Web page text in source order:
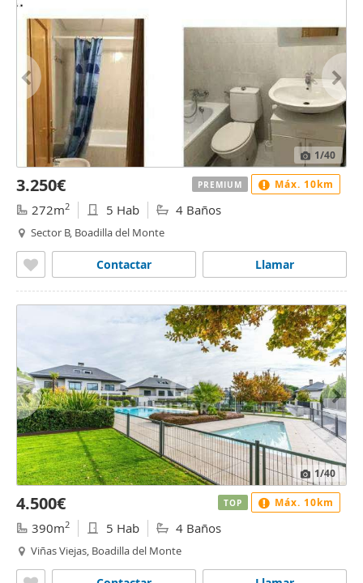
1/40
3.250€
272m2 5 Hab 4 Baños
Sector B, Boadilla del Monte
Llamar
Contactar
PREMIUM Máx. 10km
1/40
4.500€
390m2 5 Hab 4 Baños
Viñas Viejas, Boadilla del Monte
TOP Máx. 10km